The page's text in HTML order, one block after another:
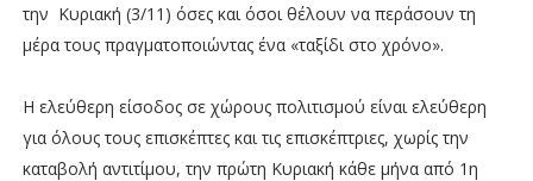
την Κυριακή (3/11) όσες και όσοι θέλουν να περάσουν τη
μέρα τους πραγματοποιώντας ένα «ταξίδι στο χρόνο».
Η ελεύθερη είσοδος σε χώρους πολιτισμού είναι ελεύθερη
για όλους τους επισκέπτες και τις επισκέπτριες, χωρίς την
καταβολή αντιτίμου, την πρώτη Κυριακή κάθε μήνα από 1η